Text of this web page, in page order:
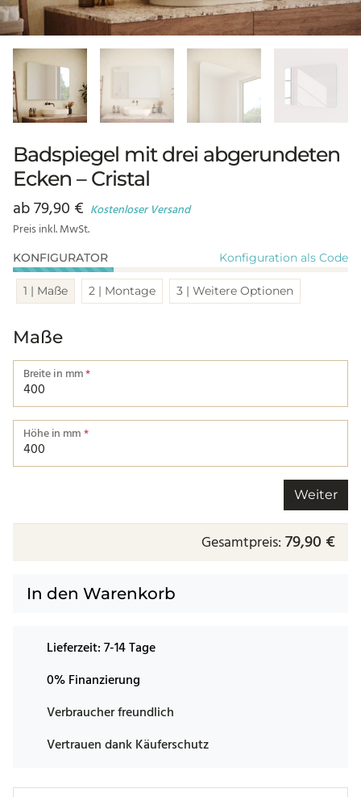
Badspiegel mit drei abgerundeten
Ecken – Cristal
ab79,90 € Kostenloser Versand
Preis inkl. MwSt.
KONFIGURATOR Konfiguration als Code
1 | Maße 2 | Montage 3 | Weitere Optionen
Maße
Breite in mm*
Breite von einer Kante bis zur nächsten.
Höhe in mm*
Weiter
Gesamtpreis: 79,90 €
In den Warenkorb
Lieferzeit:7-14 Tage
0% Finanzierung
Verbraucher freundlich
Vertrauen dank Käuferschutz